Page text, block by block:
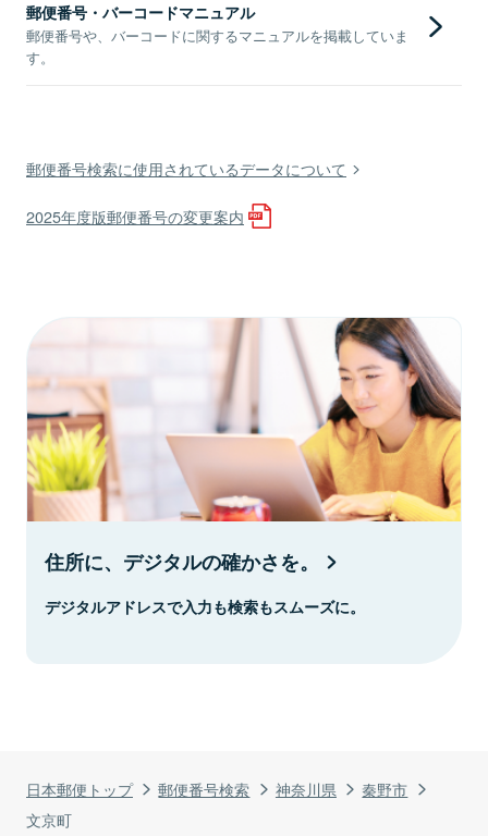
日本郵便トップ 郵便番号検索 神奈川県
秦野市
文京町
郵便番号・バーコードマニュアル
郵便番号や、バーコードに関するマニュアルを掲載していま
す。
郵便番号検索に使用されているデータについて
2025年度版郵便番号の変更案内
住所に、デジタルの確かさを。
デジタルアドレスで入力も検索もスムーズに。